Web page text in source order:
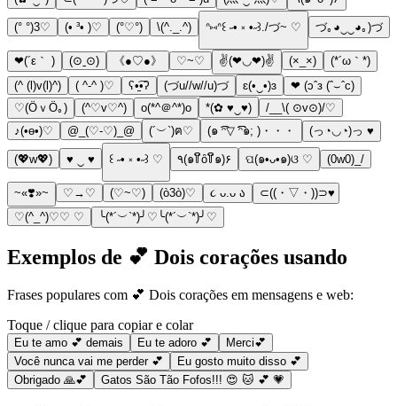
(° °)3♡ (• ³• )♡ (°♡°) \(^._.^) ᐢ⑅ᐢ꒰ ˶• ༝ •˶꒱./づ~ ♡ づ｡◕‿‿◕｡)づ
❤(´ε｀ ) (⊙ˍ⊙) 《●♡●》 ♡~♡ ✌(❤◡❤)✌ (×_×)
(*´ω｀*)
(^ (l)v(l)^)
( ^-^ )♡ ʕ•̠͡•ʔ (づu//w//u)づ ɛ(•‿•)ɜ
❤ (ɔˆз (ˆ⌣ˆc)
♡(ӦｖӦ｡)
(^♡v♡^) o(*^＠^*)o *(✿ ♥‿♥)
/__\( ⊙v⊙)/♡
♪(•ө•)♡
@_(♡-♡)_@ (´︶`)ฅ♡ (๑ ͡͡ᵔ▽ ͡͡͡͡ᵔ๑; )・・・ (っ◔◡◔)っ ♥
(💖w💖) ♥ ‿ ♥ ꒰ ˶• ༝ •˶꒱ ♡ ٩(๑꒦ິȏ꒦ິ๑)۶ ପ(๑•ᴗ•๑)ଓ ♡ (0w0)_/
~«❣️»~ ♡→♡ (♡~♡) (ò3ò)♡ ૮ ᴗ.ᴗ ა
⊂((・▽・))⊃♥️
♡(^_^)♡♡ ♡
╰(*´︶`*)╯♡╰(*´︶`*)╯♡
Exemplos de 💕 Dois corações usando
Frases populares com 💕 Dois corações em mensagens e web:
Toque / clique para copiar e colar
Eu te amo 💕 demais Eu te adoro 💕
Merci💕
Você nunca vai me perder 💕
Eu gosto muito disso 💕
Obrigado 🙏💕
Gatos São Tão Fofos!!! 😍 🐱 💕 💗